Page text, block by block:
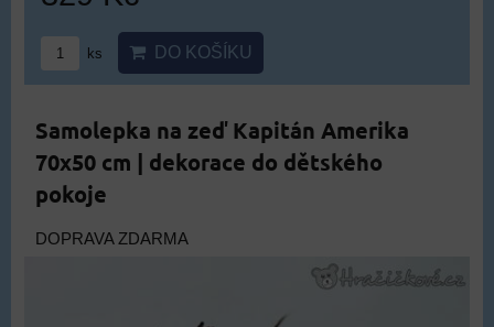
ks DO KOŠÍKU
Samolepka na zeď Kapitán Amerika
70x50 cm | dekorace do dětského
pokoje
DOPRAVA ZDARMA